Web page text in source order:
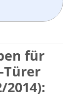
für
Türer
2014):